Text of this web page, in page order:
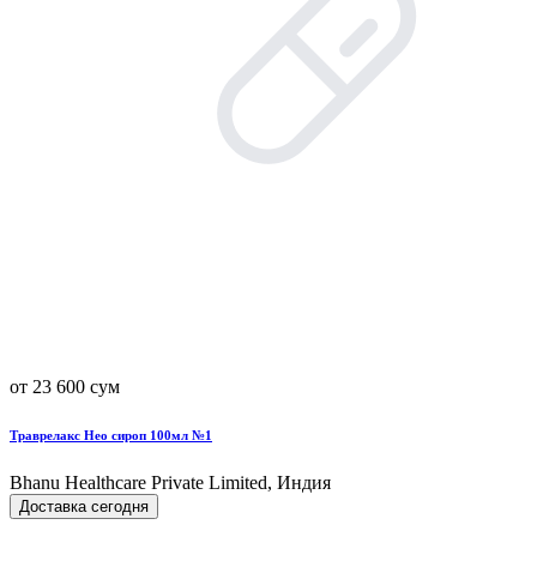
от 23 600 сум
Траврелакс Нео сироп 100мл №1
Bhanu Healthcare Private Limited, Индия
Доставка сегодня